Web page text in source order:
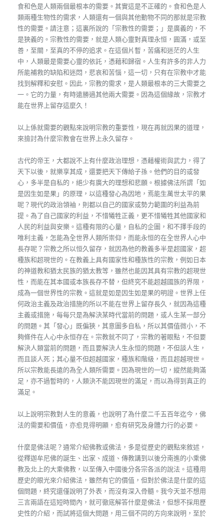
食和色是人類兩個最根本的需要。其實這是不正確的。食和色是人
類兩種生物性的需求，人類還有一個與其他動物不同的那就是宗教
性的需要。請注意；這裏所說的「宗教性的需要；」是廣義的，不
是狹義的。宗教性的需要，就是人類心靈對真理永恒，圓滿，或至
善，至關，至真的不停的追求。在這個片暫，苦痛和迷茫的人生
中，人類最是需要心靈的依託，憑藉和歸宿。人生有許多的非人力
所能補救的缺陷和迷悶，悲哀和苦惱，這一切，只有在宗教中才能
找到解釋和安慰。因此，宗教的需求，是人類最根本的三大需要之
一。它的力量，有時遠勝過其他兩大需要。因為這個緣故，宗教才
能在世界上留存這麼久！
以上係就需要的觀點來說明宗教的重要性，現在再就因果的道理，
來撿討為什麼宗教會在世界上永久留存。
古代的帝王，大都說不上有什麼政治理想，憑藉權術與武力，得了
天下以後，就樂享其成，還要把天下傳給子孫。他們的目的或發
心，多半是自私的，絕少有廣大的理想和悲願。根據佛法所謂「如
是因生如是果」的原理，以這種發心為因地，焉能生萬世太平的果
呢？現代的政治領袖，則都以自己的國家或勢力範圍的利益為前
提。為了自己國家的利益，不惜犧牲正義，更不惜犧牲其他國家和
人民的利益與安樂。這種有限的心量，自私的企圖，和不擇手段的
唯利主義，怎能為全世界人類所崇仰，而能永恒的在全世界人心中
長存呢？宗教之所以恒久留存，就因為他的教義多半是超國家，超
種族和超現世的。在教義上具有國家性和種族性的宗教，例如日本
的神道教和猶太民族的猶太教等，雖然也能因其具有宗教的超現世
性，而能在其本國或本族長存不替，但終究不能超越國族的界限，
成為一個世界性的宗教。這就是如是因生如是果的明證。世界上任
何政治主義及政治措施的所以不能在世界上留存長久，就因為這種
主義或措施，每每只是為解決某時代當前的問題，或人生某一部分
的問題。其「發心」既偏狹，其意圖多自私，所以其價值微小，不
夠條件在人心中永恒存在。宗教就不同了，宗教的著眼點，不但要
解決人類當前的問題，而且要解決人生永恒的問題，不但談人生，
而且談人死；其心量不但超越國家，種族和階級，而且超越現世。
所以宗教能長遠的為全人類所需要。因為現世的一切，縱然能夠滿
足，亦不過暫時的，人類決不能因現世的滿足，而以為得到真正的
滿足。
以上說明宗教對人生的意義，也說明了為什麼二千五百年迄今，佛
法的需要和價值，亦愈見得明顯，愈有研究及身體力行的必要。
什麼是佛法呢？通常介紹佛教或佛法，多是從歷史的觀點來敘述，
從釋迦牟尼佛的誕生、出家、成道、傳教講到以後分南進的小乘佛
教及北上的大乘佛教，以至傳入中國後分各宗各派的說法。這種用
歷史的眼光來介紹佛法，雖然有它的價值，但對於佛法是什麼的這
個問題，終究還僅說明了外表，而沒有深入骨髓。我今天並不想用
三言兩語在這短時間內，就可徹底解答什麼是佛法，但想不採用歷
史性的介紹，而試將這個大問題，用三個不同的方向來說明，至於